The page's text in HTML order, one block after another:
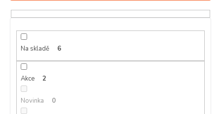
p
Na skladě 6
Akce 2
Novinka 0